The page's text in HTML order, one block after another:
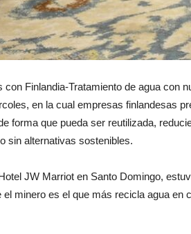
con Finlandia-Tratamiento de agua con
en la cual empresas finlandesas
forma que pueda ser reutilizada,
sin alternativas sostenibles.
JW Marriot en Santo Domingo,
minero es el que más recicla agua en